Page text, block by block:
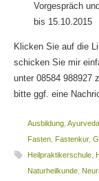
Vorgespräch
bis 15.10.2015
Klicken Sie auf die
schicken Sie mir
unter 08584 988927
bitte ggf. eine
Ausbildung,
Fasten, Fastenkur,
Heilpraktikerschule,
Naturheilkunde,